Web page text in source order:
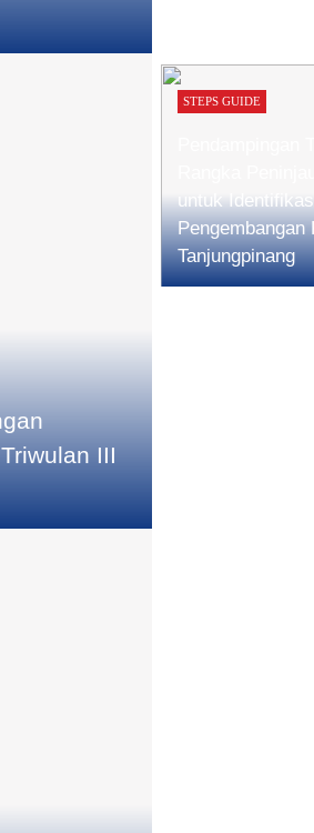
III
STEPS GUIDE
untuk
Pengembangan
Tanjungpinang